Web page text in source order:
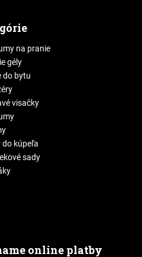
na pranie
gély
do bytu
visačky
do kúpeľa
sady
online platby